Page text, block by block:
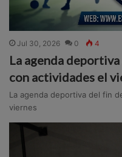
Jul 30, 2026 0 4
La agenda
con actividades el
La agenda deportiva del fin
viernes